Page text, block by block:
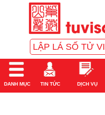
LẬP LÁ SỐ TỬ VI
DANH MỤC TIN TỨC DỊCH VỤ